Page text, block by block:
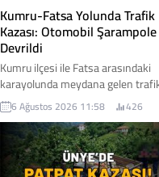
Kumru-Fatsa Yolunda Trafik
Kazası: Otomobil Şarampole
Devrildi
Kumru ilçesi ile Fatsa arasındaki
karayolunda meydana gelen
kazasında bir otomobil şarampole
devrildi.
6 Ağustos 2026 11:58 426